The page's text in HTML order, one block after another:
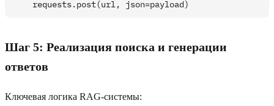
Шаг 5: Реализация поиска и генерации
ответов
Ключевая логика RAG-системы: